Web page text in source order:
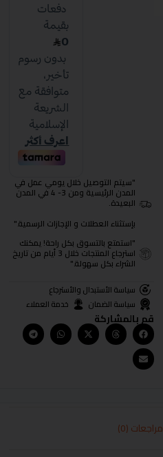
"سيتم التوصيل خلال يومي عمل في
المدن الرئيسية ومن 3- 4 في المدن
البعيدة.
بإستثناء العطلات و الإجازات الرسمية."
"استمتع بالتسوق بكل راحة! يمكنك
استرجاع المنتجات خلال 3 أيام من تاريخ
الشراء بكل سهولة."
سياسة الأستبدال والأسترجاع
سياسة الضمان
خدمة العملاء
قم بالمشاركة
مراجعات (0)